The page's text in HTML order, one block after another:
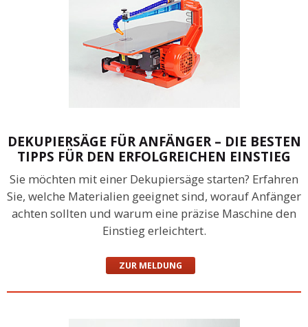
DEKUPIERSÄGE FÜR ANFÄNGER – DIE BESTEN
TIPPS FÜR DEN ERFOLGREICHEN EINSTIEG
Sie möchten mit einer Dekupiersäge starten? Erfahren
Sie, welche Materialien geeignet sind, worauf Anfänger
achten sollten und warum eine präzise Maschine den
Einstieg erleichtert.
ZUR MELDUNG